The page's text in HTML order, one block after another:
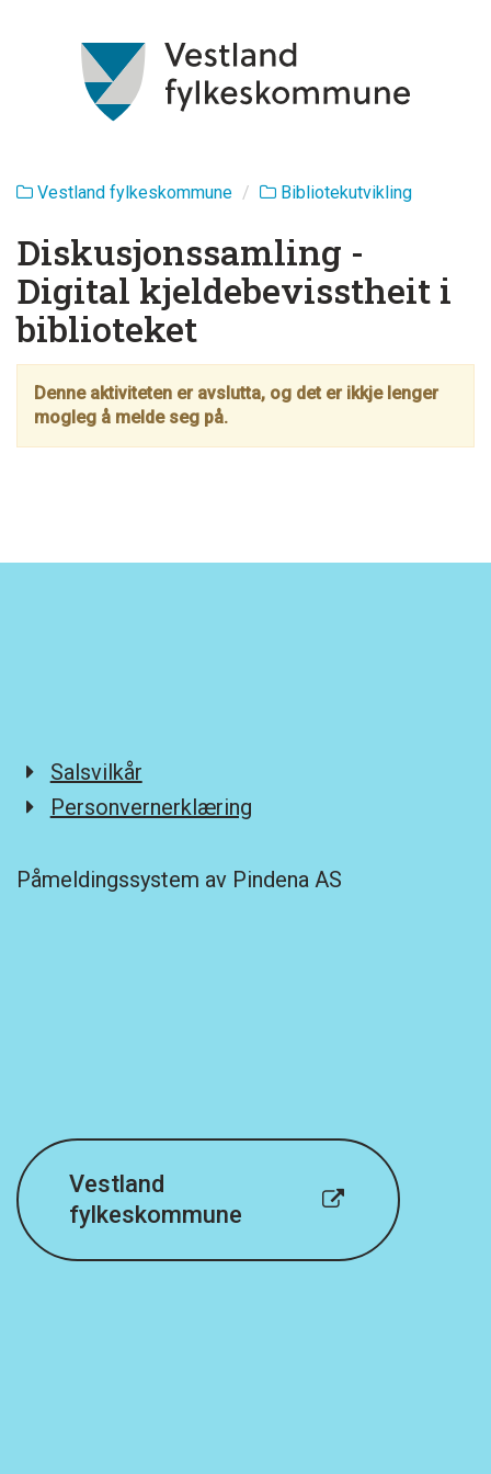
Vestland fylkeskommune Bibliotekutvikling
Diskusjonssamling -
Digital kjeldebevisstheit i
biblioteket
Denne aktiviteten er avslutta, og det er ikkje lenger
mogleg å melde seg på.
Salsvilkår
Personvernerklæring
Påmeldingssystem av Pindena AS
Vestland
fylkeskommune